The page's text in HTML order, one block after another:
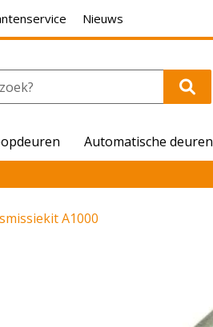
Nieuws
Automatische deuren
A1000